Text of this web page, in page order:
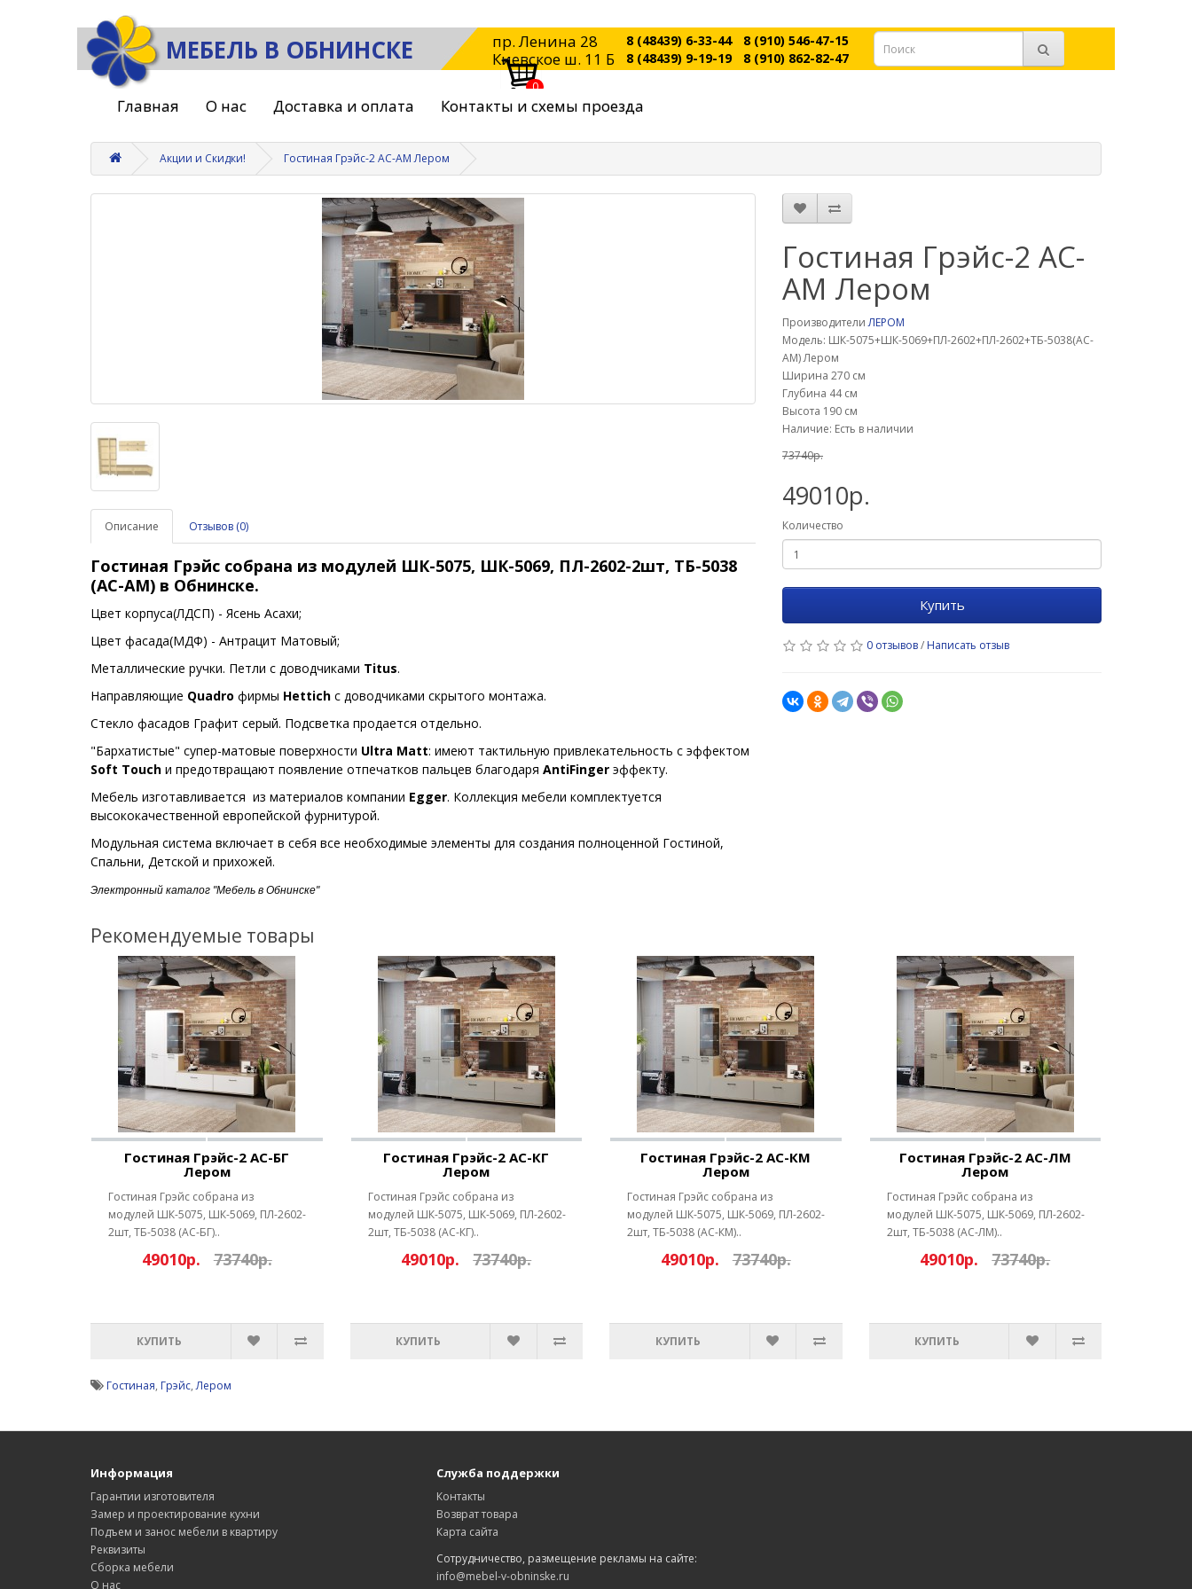
МЕБЕЛЬ В ОБНИНСКЕ
пр. Ленина 28
Киевское ш. 11 Б
8 (48439) 6-33-44
8 (48439) 9-19-19
8 (910) 546-47-15
8 (910) 862-82-47
0
Главная О нас Доставка и оплата Контакты и схемы проезда
Акции и Скидки! Гостиная Грэйс-2 АС-АМ Лером
Описание Отзывов (0)
Гостиная Грэйс собрана из модулей ШК-5075, ШК-5069, ПЛ-2602-2шт, ТБ-5038
(АС-АМ) в Обнинске.
Цвет корпуса(ЛДСП) - Ясень Асахи;
Цвет фасада(МДФ) - Антрацит Матовый;
Металлические ручки. Петли с доводчиками Titus.
Направляющие Quadro фирмы Hettich с доводчиками скрытого монтажа.
Стекло фасадов Графит серый. Подсветка продается отдельно.
"Бархатистые" супер-матовые поверхности Ultra Matt: имеют тактильную привлекательность с эффектом
Soft Touch и предотвращают появление отпечатков пальцев благодаря AntiFinger эффекту.
Мебель изготавливается из материалов компании Egger. Коллекция мебели комплектуется
высококачественной европейской фурнитурой.
Модульная система включает в себя все необходимые элементы для создания полноценной Гостиной,
Спальни, Детской и прихожей.
Электронный каталог "Мебель в Обнинске"
Гостиная Грэйс-2 АС-
АМ Лером
ПроизводителиЛЕРОМ
Модель: ШК-5075+ШК-5069+ПЛ-2602+ПЛ-2602+ТБ-5038(АС-
АМ) Лером
Ширина 270 см
Глубина 44 см
Высота 190 см
Наличие: Есть в наличии
73740р.
49010р.
Количество
Купить
0 отзывов/ Написать отзыв
Рекомендуемые товары
Гостиная Грэйс-2 АС-БГ
Лером
Гостиная Грэйс собрана из
модулей ШК-5075, ШК-5069, ПЛ-2602-
2шт, ТБ-5038 (АС-БГ)..
49010р. 73740р.
КУПИТЬ
Гостиная Грэйс-2 АС-КГ
Лером
Гостиная Грэйс собрана из
модулей ШК-5075, ШК-5069, ПЛ-2602-
2шт, ТБ-5038 (АС-КГ)..
49010р. 73740р.
КУПИТЬ
Гостиная Грэйс-2 АС-КМ
Лером
Гостиная Грэйс собрана из
модулей ШК-5075, ШК-5069, ПЛ-2602-
2шт, ТБ-5038 (АС-КМ)..
49010р. 73740р.
КУПИТЬ
Гостиная Грэйс-2 АС-ЛМ
Лером
Гостиная Грэйс собрана из
модулей ШК-5075, ШК-5069, ПЛ-2602-
2шт, ТБ-5038 (АС-ЛМ)..
49010р. 73740р.
КУПИТЬ
Гостиная, Грэйс,Лером
Информация
Гарантии изготовителя
Замер и проектирование кухни
Подъем и занос мебели в квартиру
Реквизиты
Сборка мебели
О нас
Служба поддержки
Контакты
Возврат товара
Карта сайта
Сотрудничество, размещение рекламы на сайте:
info@mebel-v-obninske.ru